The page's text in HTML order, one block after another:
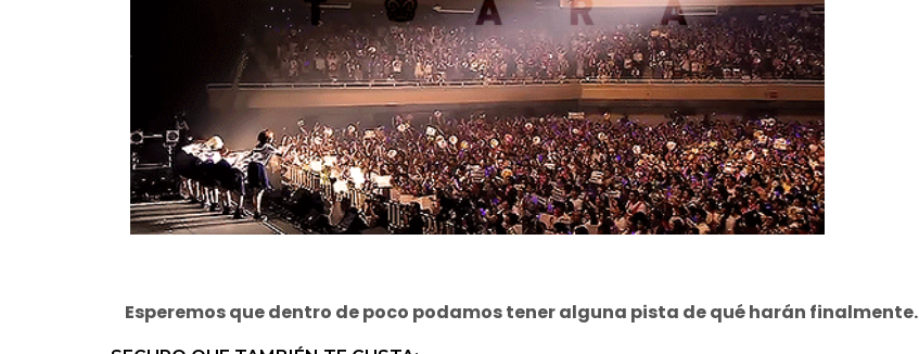
Esperemos que dentro de poco podamos tener alguna pista de qué harán finalmente.